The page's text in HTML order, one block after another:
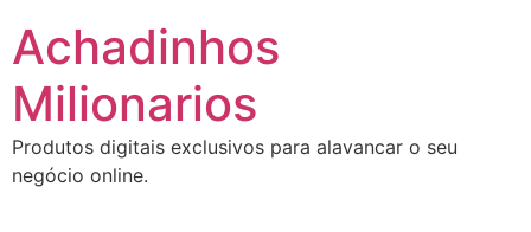
para
conteúdo
Achadinhos
Milionarios
Produtos digitais exclusivos para alavancar o seu
negócio online.